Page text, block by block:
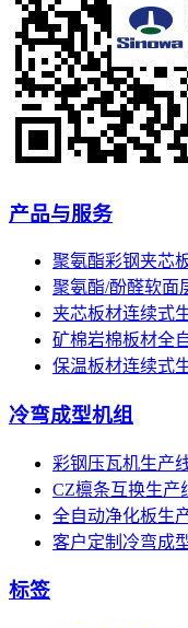
产品与服务
聚氨酯彩钢夹芯
聚氨酯/酚醛软面
夹芯板材连续式
矿棉岩棉板材全
保温板材连续式
冷弯成型机组
彩钢压瓦机生产
CZ檩条互换生产
全自动净化板生
客户定制冷弯成
标签